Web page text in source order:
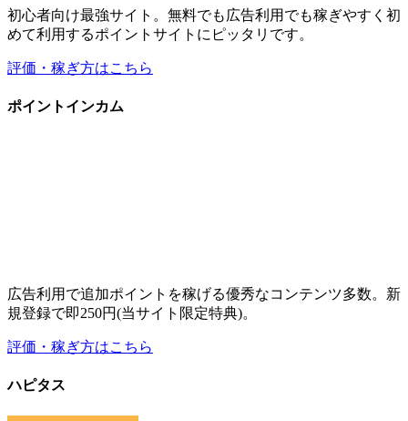
広告利用で追加ポイントを稼げる優秀なコンテンツ多数。新
評価・稼ぎ方はこちら
高還元率・高ポイント数の広告が豊富な広告特化のポイント
評価・稼ぎ方はこちら